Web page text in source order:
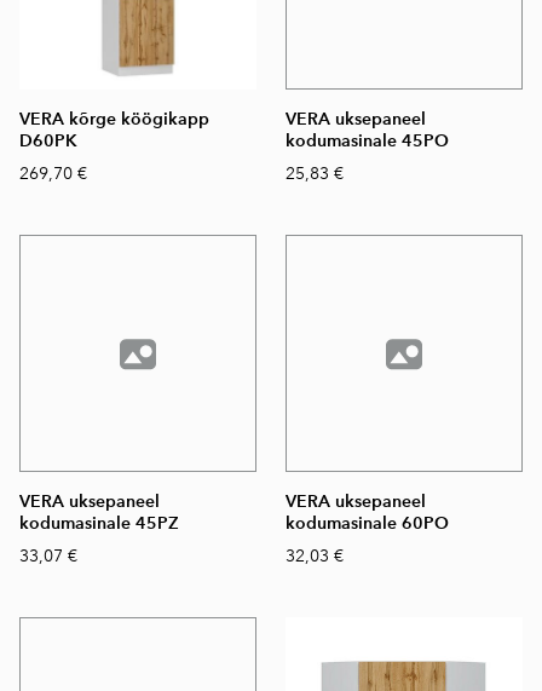
VERA kõrge köögikapp
D60PK
269,70 €
VERA uksepaneel
kodumasinale 45PO
25,83 €
VERA uksepaneel
kodumasinale 45PZ
33,07 €
VERA uksepaneel
kodumasinale 60PO
32,03 €